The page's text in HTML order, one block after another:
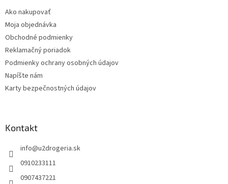
Ako nakupovať
Moja objednávka
Obchodné podmienky
Reklamačný poriadok
Podmienky ochrany osobných údajov
Napíšte nám
Karty bezpečnostných údajov
Kontakt
info@u2drogeria.sk
0910233111
0907437221